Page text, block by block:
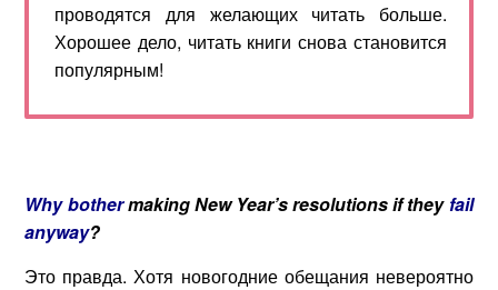
проводятся для желающих читать больше.
Хорошее дело, читать книги снова становится
популярным!
Why bothermaking New Year’s resolutions if theyfail
anyway?
Это правда. Хотя новогодние обещания невероятно